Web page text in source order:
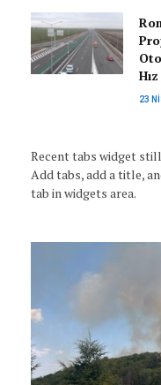
23
Recent tabs widget
Add tabs, add a title,
tab in widgets area.